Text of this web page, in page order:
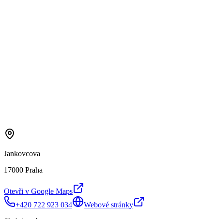
Jankovcova
17000 Praha
Otevři v Google Maps
+420 722 923 034
Webové stránky